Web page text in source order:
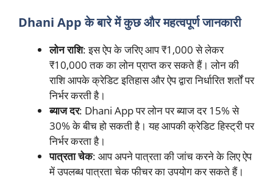
Dhani App के बारे में कुछ और महत्वपूर्ण जानकारी
लोन राशि: इस ऐप के जरिए आप ₹1,000 से लेकर
₹10,000 तक का लोन प्राप्त कर सकते हैं। लोन की
राशि आपके क्रेडिट इतिहास और ऐप द्वारा निर्धारित शर्तों पर
निर्भर करती है।
ब्याज दर: Dhani App पर लोन पर ब्याज दर 15% से
30% के बीच हो सकती है। यह आपकी क्रेडिट हिस्ट्री पर
निर्भर करता है।
पात्रता चेक: आप अपने पात्रता की जांच करने के लिए ऐप
में उपलब्ध पात्रता चेक फीचर का उपयोग कर सकते हैं।